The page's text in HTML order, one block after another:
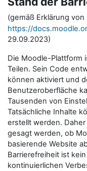
(gemäß Erklärung von
https://
29.09.2023)
Die Moodle-Plattform
Teilen. Sein Code
können aktiviert und
Benutzeroberfläche
Tausenden von
Tatsächliche Inhalte
erstellt werden.
gesagt werden, ob
basierende Website
Barrierefreiheit ist
kontinuierlichen